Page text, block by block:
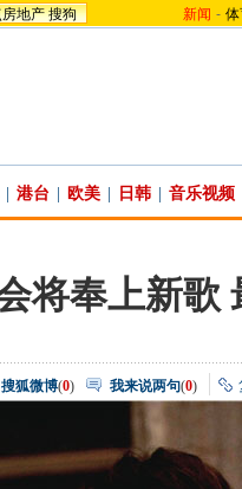
地产 搜狗 新闻 -
港台 欧美 日韩 音乐视频
将奉上新歌
搜狐微博(0) 我来说两句(0)